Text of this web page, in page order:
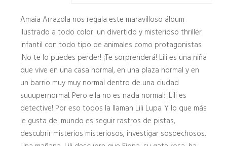
Amaia Arrazola nos regala este maravilloso álbum
ilustrado a todo color: un divertido y misterioso thriller
infantil con todo tipo de animales como protagonistas.
¡No te lo puedes perder! ¡Te sorprenderá! Lili es una niña
que vive en una casa normal, en una plaza normal y en
un barrio muy muy normal dentro de una ciudad
suuupernormal. Pero ella no es nada normal: ¡Lili es
detective! Por eso todos la llaman Lili Lupa. Y lo que más
le gusta del mundo es seguir rastros de pistas,
descubrir misterios misteriosos, investigar sospechosos...